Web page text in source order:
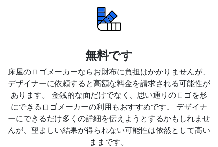
無料です
床屋のロゴメ ーカーならお財布に負担はかかりませんが、
デザイナーに依頼すると高額な料金を請求される可能性が
あります。 金銭的な面だけでなく、思い通りのロゴを形
にできるロゴメーカーの利用もおすすめです。 デザイナ
ーにできるだけ多くの詳細を伝えようとするかもしれませ
んが、望ましい結果が得られない可能性は依然として高い
ままです。